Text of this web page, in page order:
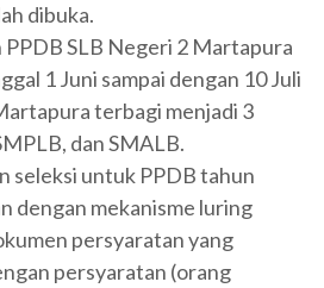
dibuka.
SLB Negeri 2 Martapura
1 Juni sampai dengan 10 Juli
terbagi menjadi 3
dan SMALB.
seleksi untuk PPDB tahun
dengan mekanisme luring
persyaratan yang
persyaratan (orang